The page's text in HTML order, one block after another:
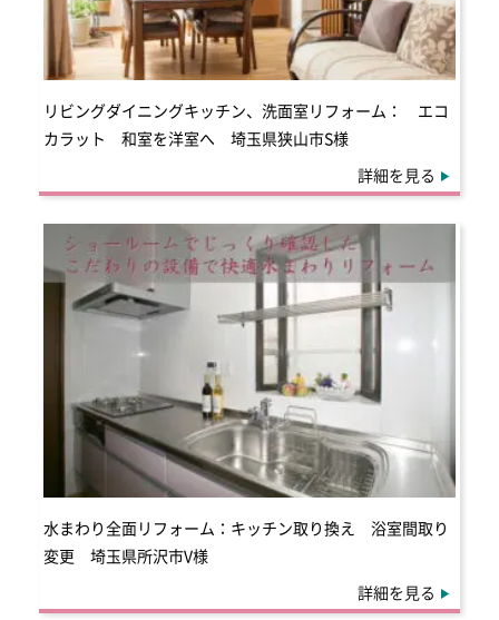
リビングダイニングキッチン、洗面室リフォーム： エコ
カラット 和室を洋室へ 埼玉県狭山市S様
詳細を見る
水まわり全面リフォーム：キッチン取り換え 浴室間取り
変更 埼玉県所沢市V様
詳細を見る